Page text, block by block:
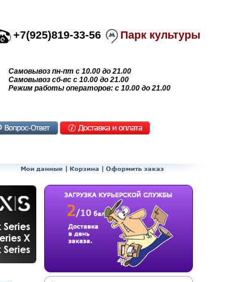
+7(925)819-33-56 Парк культуры
Самовывоз пн-пт с 10.00 до 21.00
Самовывоз сб-вс с 10.00 до 21.00
Режим работы операторов: с 10.00 до 21.00
Мои данные | Корзина | Оформить заказ
X